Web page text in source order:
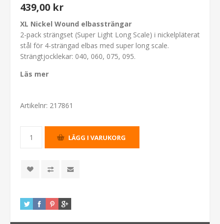
439,00 kr
XL Nickel Wound elbassträngar
2-pack strängset (Super Light Long Scale) i nickelpläterat
stål för 4-strängad elbas med super long scale.
Strängtjocklekar: 040, 060, 075, 095.
Läs mer
Artikelnr: 217861